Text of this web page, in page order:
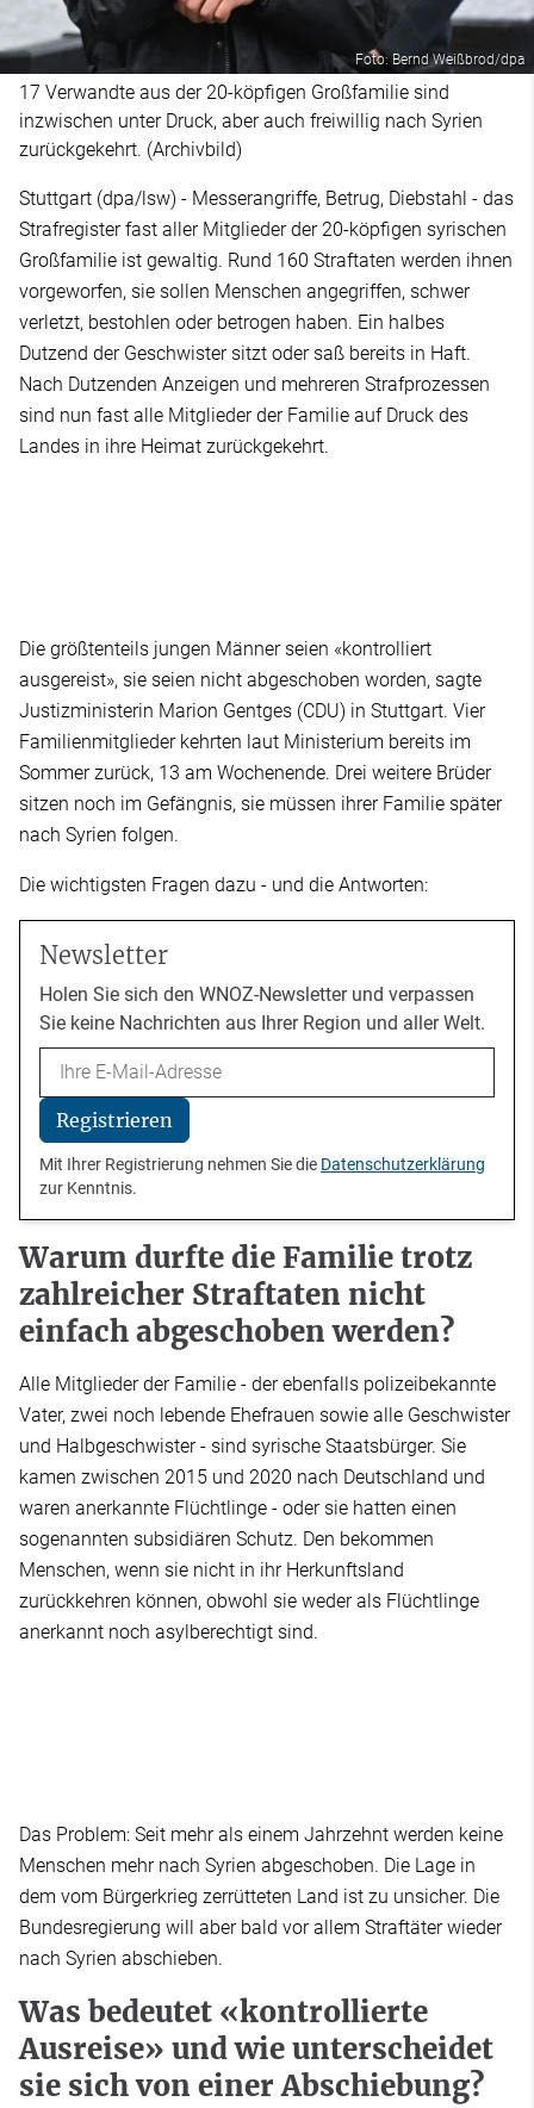
Foto: Bernd Weißbrod/dpa
17 Verwandte aus der 20-köpfigen Großfamilie sind
inzwischen unter Druck, aber auch freiwillig nach Syrien
zurückgekehrt. (Archivbild)
Stuttgart (dpa/lsw) - Messerangriffe, Betrug, Diebstahl - das
Strafregister fast aller Mitglieder der 20-köpfigen syrischen
Großfamilie ist gewaltig. Rund 160 Straftaten werden ihnen
vorgeworfen, sie sollen Menschen angegriffen, schwer
verletzt, bestohlen oder betrogen haben. Ein halbes
Dutzend der Geschwister sitzt oder saß bereits in Haft.
Nach Dutzenden Anzeigen und mehreren Strafprozessen
sind nun fast alle Mitglieder der Familie auf Druck des
Landes in ihre Heimat zurückgekehrt.
Die größtenteils jungen Männer seien «kontrolliert
ausgereist», sie seien nicht abgeschoben worden, sagte
Justizministerin Marion Gentges (CDU) in Stuttgart. Vier
Familienmitglieder kehrten laut Ministerium bereits im
Sommer zurück, 13 am Wochenende. Drei weitere Brüder
sitzen noch im Gefängnis, sie müssen ihrer Familie später
nach Syrien folgen.
Die wichtigsten Fragen dazu - und die Antworten:
Newsletter
Holen Sie sich den WNOZ-Newsletter und verpassen
Sie keine Nachrichten aus Ihrer Region und aller Welt.
Email
Registrieren
Mit Ihrer Registrierung nehmen Sie die Datenschutzerklärung
zur Kenntnis.
Warum durfte die Familie trotz
zahlreicher Straftaten nicht
einfach abgeschoben werden?
Alle Mitglieder der Familie - der ebenfalls polizeibekannte
Vater, zwei noch lebende Ehefrauen sowie alle Geschwister
und Halbgeschwister - sind syrische Staatsbürger. Sie
kamen zwischen 2015 und 2020 nach Deutschland und
waren anerkannte Flüchtlinge - oder sie hatten einen
sogenannten subsidiären Schutz. Den bekommen
Menschen, wenn sie nicht in ihr Herkunftsland
zurückkehren können, obwohl sie weder als Flüchtlinge
anerkannt noch asylberechtigt sind.
Das Problem: Seit mehr als einem Jahrzehnt werden keine
Menschen mehr nach Syrien abgeschoben. Die Lage in
dem vom Bürgerkrieg zerrütteten Land ist zu unsicher. Die
Bundesregierung will aber bald vor allem Straftäter wieder
nach Syrien abschieben.
Was bedeutet «kontrollierte
Ausreise» und wie unterscheidet
sie sich von einer Abschiebung?